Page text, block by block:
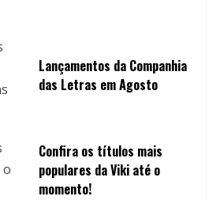
Lançamentos da Companhia
das Letras em Agosto
Confira os títulos mais
populares da Viki até o
momento!